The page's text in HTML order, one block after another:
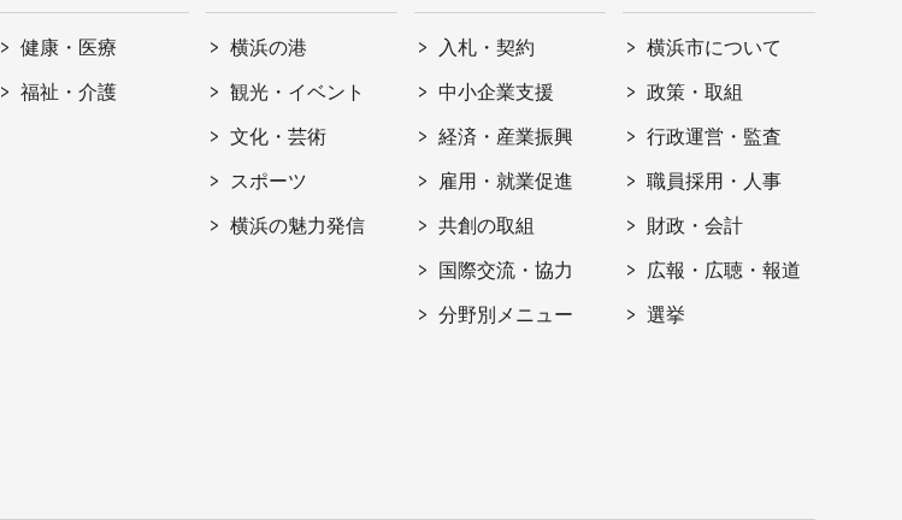
健康・医療
福祉・介護
横浜の港
観光・イベント
文化・芸術
スポーツ
横浜の魅力発信
入札・契約
中小企業支援
経済・産業振興
雇用・就業促進
共創の取組
国際交流・協力
分野別メニュー
横浜市について
政策・取組
行政運営・監査
職員採用・人事
財政・会計
広報・広聴・報道
選挙